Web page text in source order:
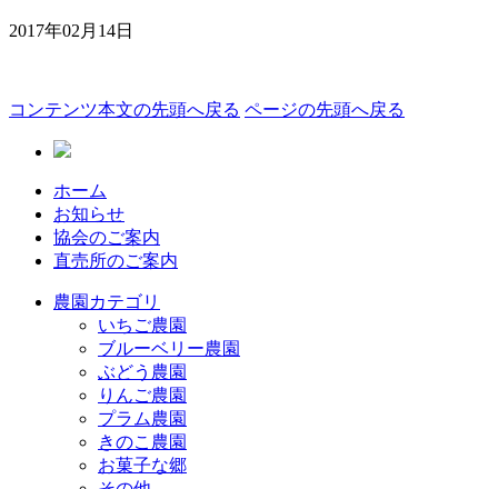
2017年02月14日
コンテンツ本文の先頭へ戻る ページの先頭へ戻る
ホーム
お知らせ
協会のご案内
直売所のご案内
農園カテゴリ
いちご農園
ブルーベリー農園
ぶどう農園
りんご農園
プラム農園
きのこ農園
お菓子な郷